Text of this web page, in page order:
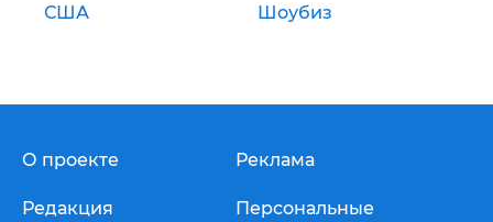
США Шоубиз
О проекте
Редакция
Реклама
Персональные